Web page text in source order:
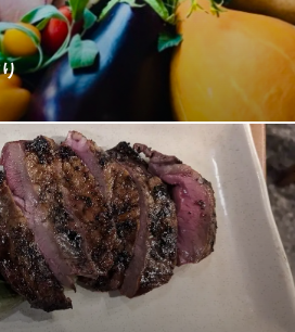
料理の個室居酒屋 いろり堂 津田沼
3分
ラッピ津田沼3F
て野菜を育てています。。 客様に安心
様、土作りから頑張っています。
歩1分
ラカーサピッコラ1F